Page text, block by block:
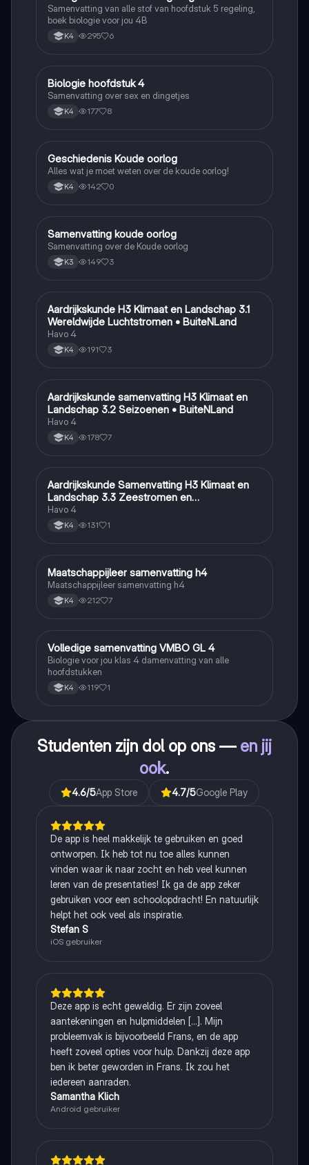
Samenvatting van alle stof van hoofdstuk 5 regeling,
boek biologie voor jou 4B
K4 295 6
Biologie
Biologie hoofdstuk 4
Samenvatting over sex en dingetjes
K4 177 8
Geschiedenis
Geschiedenis Koude oorlog
Alles wat je moet weten over de koude oorlog!
K4 142 0
Geschiedenis
Samenvatting koude oorlog
Samenvatting over de Koude oorlog
K3 149 3
Aardrijkskunde
Aardrijkskunde H3 Klimaat en Landschap 3.1
Wereldwijde Luchtstromen • BuiteNLand
Havo 4
K4 191 3
Aardrijkskunde
Aardrijkskunde samenvatting H3 Klimaat en
Landschap 3.2 Seizoenen • BuiteNLand
Havo 4
K4 178 7
Aardrijkskunde
Aardrijkskunde Samenvatting H3 Klimaat en
Landschap 3.3 Zeestromen en
Klimaatgebieden • BuiteNLand
Havo 4
K4 131 1
Maatschappijleer
Maatschappijleer samenvatting h4
Maatschappijleer samenvatting h4
K4 212 7
Biologie
Volledige samenvatting VMBO GL 4
Biologie voor jou klas 4 damenvatting van alle
hoofdstukken
K4 119 1
Studenten zijn dol op ons — en jij
ook.
4.6/5App Store 4.7/5Google Play
De app is heel makkelijk te gebruiken en goed
ontworpen. Ik heb tot nu toe alles kunnen
vinden waar ik naar zocht en heb veel kunnen
leren van de presentaties! Ik ga de app zeker
gebruiken voor een schoolopdracht! En natuurlijk
helpt het ook veel als inspiratie.
Stefan S
iOS gebruiker
Deze app is echt geweldig. Er zijn zoveel
aantekeningen en hulpmiddelen [...]. Mijn
probleemvak is bijvoorbeeld Frans, en de app
heeft zoveel opties voor hulp. Dankzij deze app
ben ik beter geworden in Frans. Ik zou het
iedereen aanraden.
Samantha Klich
Android gebruiker